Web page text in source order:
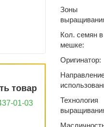
товар
01-03
Зоны
Кол. семян в
мешке:
Оригинатор:
Технология